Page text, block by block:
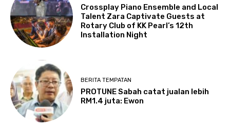
Crossplay Piano Ensemble and Local
Talent Zara Captivate Guests at
Rotary Club of KK Pearl’s 12th
Installation Night
BERITA TEMPATAN
PROTUNE Sabah catat jualan lebih
RM1.4 juta: Ewon